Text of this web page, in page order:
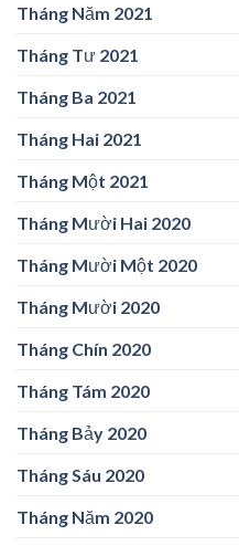
Tháng Năm 2021
Tháng Tư 2021
Tháng Ba 2021
Tháng Hai 2021
Tháng Một 2021
Tháng Mười Hai 2020
Tháng Mười Một 2020
Tháng Mười 2020
Tháng Chín 2020
Tháng Tám 2020
Tháng Bảy 2020
Tháng Sáu 2020
Tháng Năm 2020